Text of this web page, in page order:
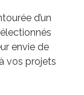
d’un
envie de
vos projets